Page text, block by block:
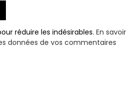
réduire les indésirables.En savoir
données de vos commentaires